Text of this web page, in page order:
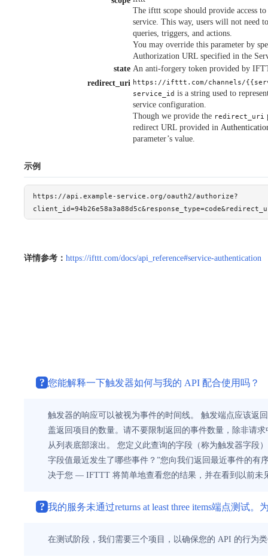
The ifttt scope should provide access
service. This way, users will not need
queries, triggers, and actions.
You may override this parameter by
Authorization URL specified in the
stateAn anti-forgery token provided by
redirect_uri https://ifttt.com/channels/
service_id is a string used to
service configuration.
Though we provide the redirect_uri
redirect URL provided in
parameter’s value.
示例
https://api.example-service.org/oauth2/authorize?
详情参考： https://ifttt.com/docs/api_reference#service-authentication
? 您能解释一下触发器如何与我的 API 配合使用吗？
触发器的响应可以被视为事件的时间线。 触发端点应该返
盖返回项目的数量。请不要限制返回的事件数量，除非请
从列表底部滚出。 您定义此查询的字段（称为触发器字段
字段值最近发生了哪些事件？”您向我们返回最近事件的
决于您 — IFTTT 将简单地查看您的结果，并在看到以前未
? 我的服务未通过returns at least three items端点测试。
在测试阶段，我们需要三个项目，以确保您的 API 的行为